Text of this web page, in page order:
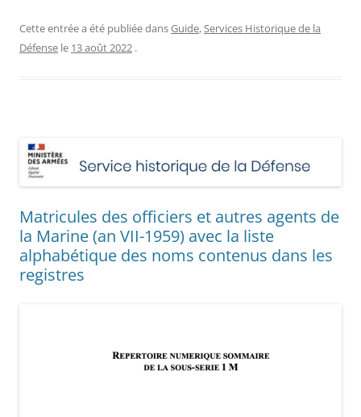
Cette entrée a été publiée dansGuide, Services Historique de la
Défense le 13 août 2022 .
Matricules des officiers et autres agents de
la Marine (an VII-1959) avec la liste
alphabétique des noms contenus dans les
registres